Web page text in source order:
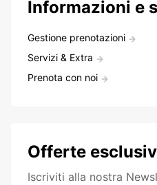
Informazioni e
Gestione prenotazioni
Servizi & Extra
Prenota con noi
Offerte
Iscriviti alla nostra